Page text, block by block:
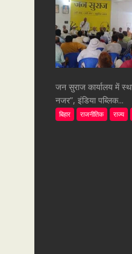
जन सुराज कार्यालय में
नजर”, इंडिया पब्लिक...
बिहार राजनीतिक राज्य